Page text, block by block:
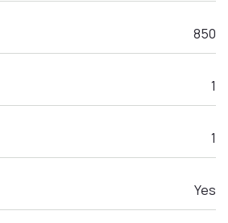
850
1
1
Yes